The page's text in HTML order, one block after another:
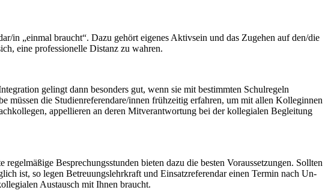
in „einmal braucht“. Dazu gehört eigenes Aktivsein und das Zugehen auf den/die
eine professionelle Distanz zu wahren.
gelingt dann besonders gut, wenn sie mit bestimmten Schulregeln
müssen die Studienrefe­rendare/innen frühzeitig erfahren, um mit allen Kolleginnen
appellieren an deren Mitverantwortung bei der kollegialen Begleitung
Besprechungsstunden bieten dazu die besten Voraussetzungen. Sollten
ist, so le­gen Betreuungslehrkraft und Einsatzreferendar einen Termin nach Un­
Austausch mit Ihnen braucht.